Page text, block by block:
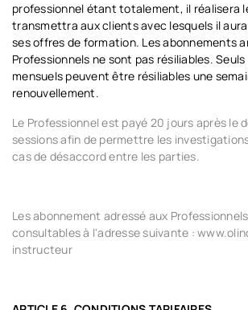
professionnel étant totalement, il réalisera
transmettra aux clients avec lesquels il
ses offres de formation. Les abonnements
Professionnels ne sont pas résiliables.
mensuels peuvent être résiliables une
renouvellement.
Le Professionnel est payé 20 jours après le
sessions afin de permettre les
cas de désaccord entre les parties.
Les abonnement adressé aux
consultables à l'adresse suivante :
instructeur